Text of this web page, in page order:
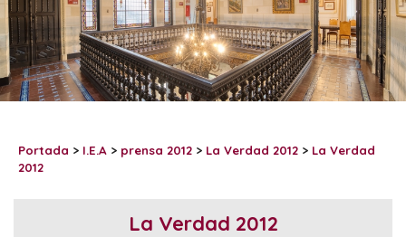
Portada > I.E.A > prensa 2012 > La Verdad 2012 > La Verdad
2012
La Verdad 2012